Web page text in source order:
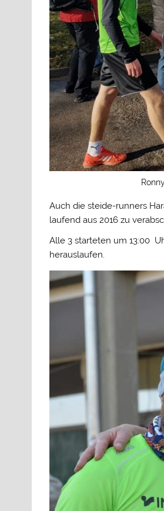
Auch die steide-runners
laufend aus 2016 zu
Alle 3 starteten um 13:00
herauslaufen.